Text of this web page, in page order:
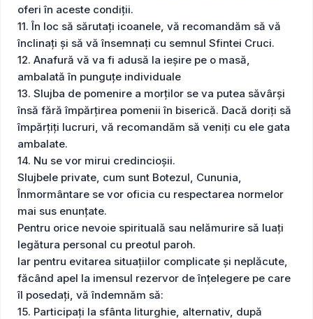
oferi în aceste condiții.
11. În loc să sărutați icoanele, vă recomandăm să vă
înclinați și să vă însemnați cu semnul Sfintei Cruci.
12. Anafură vă va fi adusă la ieșire pe o masă,
ambalată în punguțe individuale
13. Slujba de pomenire a morților se va putea săvârși
însă fără împărțirea pomenii în biserică. Dacă doriţi să
împărţiţi lucruri, vă recomandăm să veniţi cu ele gata
ambalate.
14. Nu se vor mirui credincioșii.
Slujbele private, cum sunt Botezul, Cununia,
Înmormântare se vor oficia cu respectarea normelor
mai sus enunțate.
Pentru orice nevoie spirituală sau nelămurire să luați
legătura personal cu preotul paroh.
Iar pentru evitarea situațiilor complicate și neplăcute,
făcând apel la imensul rezervor de înțelegere pe care
îl posedați, vă îndemnăm să:
15. Participați la sfânta liturghie, alternativ, după